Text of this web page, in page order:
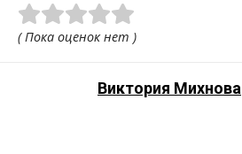
( Пока оценок нет )
Виктория Михнова